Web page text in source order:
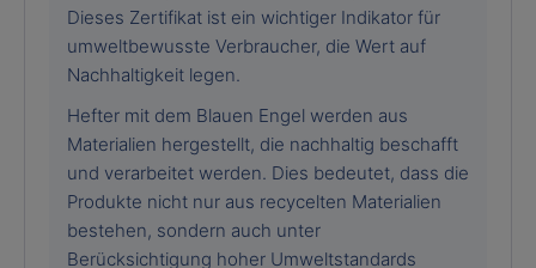
Dieses Zertifikat ist ein wichtiger Indikator für
umweltbewusste Verbraucher, die Wert auf
Nachhaltigkeit legen.
Hefter mit dem Blauen Engel werden aus
Materialien hergestellt, die nachhaltig beschafft
und verarbeitet werden. Dies bedeutet, dass die
Produkte nicht nur aus recycelten Materialien
bestehen, sondern auch unter
Berücksichtigung hoher Umweltstandards